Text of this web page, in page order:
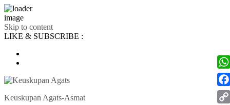
Skip to content
LIKE & SUBSCRIBE :
Keuskupan Agats-Asmat